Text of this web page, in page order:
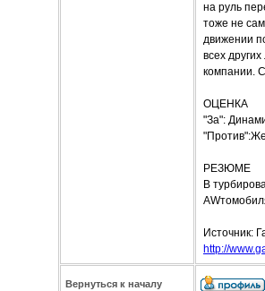
на руль
тоже не
движении
всех
компании.
ОЦЕНКА
"За":
РЕЗЮМЕ
В
Источник:
http://
Вернуться к началу